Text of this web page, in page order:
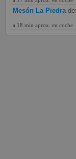
Mesón La Piedra
a 18 min aprox. en coche